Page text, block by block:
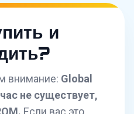
и
внимание: Global
не существует,